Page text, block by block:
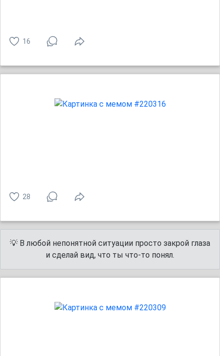
16
28
💡 В любой непонятной ситуации просто закрой глаза
и сделай вид, что ты что-то понял.